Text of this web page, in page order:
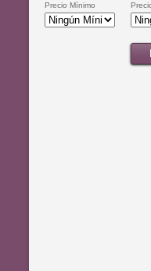
Precio Mínimo